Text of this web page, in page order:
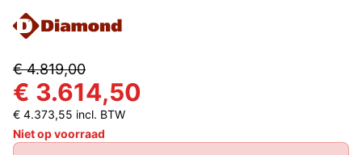
€ 4.819,00
€ 3.614,50
€ 4.373,55 incl. BTW
Niet op voorraad